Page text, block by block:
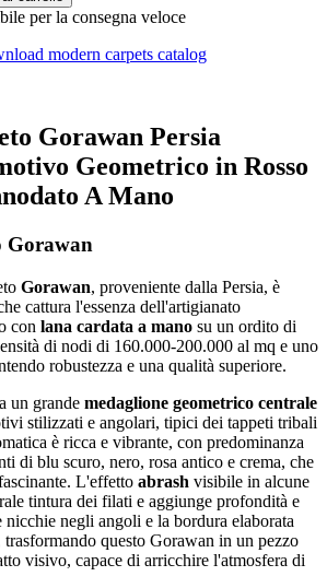
per la consegna veloce
Gorawan Persia
Geometrico in Rosso
A Mano
Gorawan
Gorawan, proveniente dalla Persia, è
cattura l'essenza dell'artigianato
con lana cardata a mano su un ordito di
di nodi di 160.000-200.000 al mq e uno
robustezza e una qualità superiore.
un grande medaglione geometrico centrale
stilizzati e angolari, tipici dei tappeti tribali
è ricca e vibrante, con predominanza
di blu scuro, nero, rosa antico e crema, che
L'effetto abrash visibile in alcune
tintura dei filati e aggiunge profondità e
nicchie negli angoli e la bordura elaborata
questo Gorawan in un pezzo
visivo, capace di arricchire l'atmosfera di